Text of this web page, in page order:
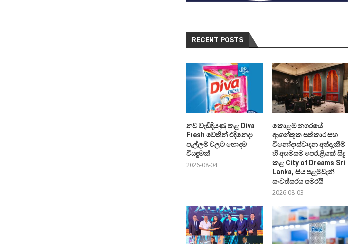
RECENT POSTS
නව වැඩිදියුණු කළ Diva
Fresh වෙතින් එදිනෙදා
පැල්ලම් වලට හොදම
විසඳුමක්
2026-08-04
කොළඹ නගරයේ
ආගන්තුක සත්කාර සහ
විනෝදාස්වාදන අත්දැකීම්
හි අසමසම පෙරැළියක් සිදු
කළ City of Dreams Sri
Lanka, සිය පළමුවැනි
සංවත්සරය සමරයි
2026-08-03